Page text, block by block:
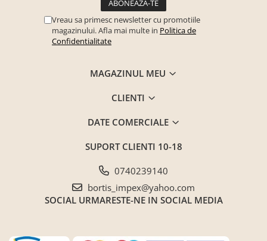
Birouri camera copilului
Canapele copii
COVOARE PUFOASE(SHAGGY)FIR
Banci gradina si terasa
Mese gradina
Vreau sa primesc newsletter cu promotiile
magazinului. Afla mai multe in Politica de
Confidentialitate
MAGAZINUL MEU
CLIENTI
DATE COMERCIALE
SUPORT CLIENTI 10-18
0740239140
bortis_impex@yahoo.com
SOCIAL URMARESTE-NE IN SOCIAL MEDIA